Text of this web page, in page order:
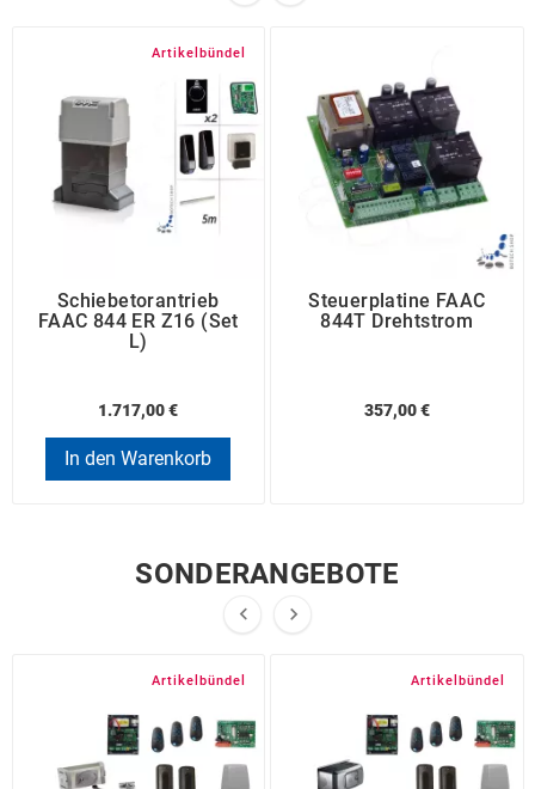
Artikelbündel
Schiebetorantrieb
FAAC 844 ER Z16 (Set
L)
1.717,00 €
In den Warenkorb
Steuerplatine FAAC
844T Drehtstrom
357,00 €
SONDERANGEBOTE
 
Artikelbündel Artikelbündel